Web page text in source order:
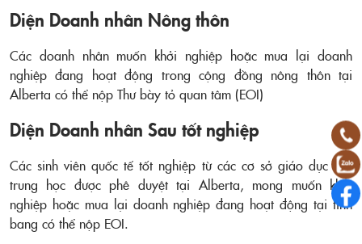
Diện Doanh nhân Nông thôn
Các doanh nhân muốn khởi nghiệp hoặc mua lại doanh
nghiệp đang hoạt động trong cộng đồng nông thôn tại
Alberta có thể nộp Thư bày tỏ quan tâm (EOI)
Diện Doanh nhân Sau tốt nghiệp
Các sinh viên quốc tế tốt nghiệp từ các cơ sở giáo dục sau
trung học được phê duyệt tại Alberta, mong muốn khởi
nghiệp hoặc mua lại doanh nghiệp đang hoạt động tại tỉnh
bang có thể nộp EOI.